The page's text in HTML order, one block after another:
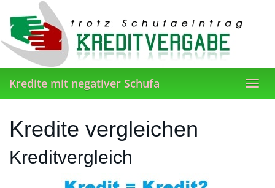
main
content
Kredite mit negativer Schufa
Kredite vergleichen
Kreditvergleich